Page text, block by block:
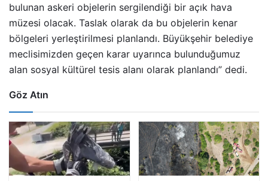
bulunan askeri objelerin sergilendiği bir açık hava
müzesi olacak. Taslak olarak da bu objelerin kenar
bölgeleri yerleştirilmesi planlandı. Büyükşehir belediye
meclisimizden geçen karar uyarınca bulunduğumuz
alan sosyal kültürel tesis alanı olarak planlandı” dedi.
Göz Atın